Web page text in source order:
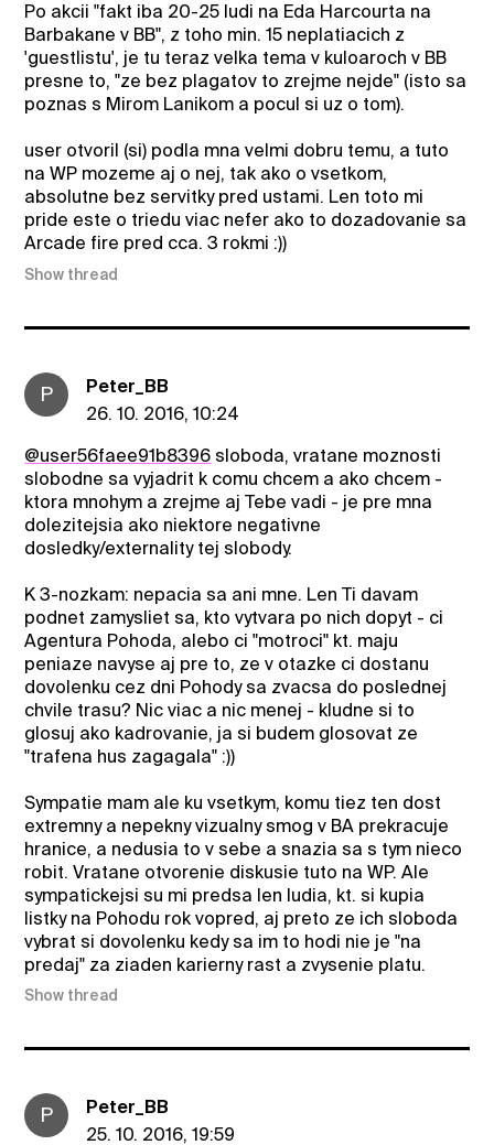
Po akcii "fakt iba 20-25 ludi na Eda Harcourta na
Barbakane v BB", z toho min. 15 neplatiacich z
'guestlistu', je tu teraz velka tema v kuloaroch v BB
presne to, "ze bez plagatov to zrejme nejde" (isto sa
poznas s Mirom Lanikom a pocul si uz o tom).
user otvoril (si) podla mna velmi dobru temu, a tuto
na WP mozeme aj o nej, tak ako o vsetkom,
absolutne bez servitky pred ustami. Len toto mi
pride este o triedu viac nefer ako to dozadovanie sa
Arcade fire pred cca. 3 rokmi :))
Show thread
P
Peter_BB
26. 10. 2016, 10:24
@user56faee91b8396 sloboda, vratane moznosti
slobodne sa vyjadrit k comu chcem a ako chcem -
ktora mnohym a zrejme aj Tebe vadi - je pre mna
dolezitejsia ako niektore negativne
dosledky/externality tej slobody.
K 3-nozkam: nepacia sa ani mne. Len Ti davam
podnet zamysliet sa, kto vytvara po nich dopyt - ci
Agentura Pohoda, alebo ci "motroci" kt. maju
peniaze navyse aj pre to, ze v otazke ci dostanu
dovolenku cez dni Pohody sa zvacsa do poslednej
chvile trasu? Nic viac a nic menej - kludne si to
glosuj ako kadrovanie, ja si budem glosovat ze
"trafena hus zagagala" :))
Sympatie mam ale ku vsetkym, komu tiez ten dost
extremny a nepekny vizualny smog v BA prekracuje
hranice, a nedusia to v sebe a snazia sa s tym nieco
robit. Vratane otvorenie diskusie tuto na WP. Ale
sympatickejsi su mi predsa len ludia, kt. si kupia
listky na Pohodu rok vopred, aj preto ze ich sloboda
vybrat si dovolenku kedy sa im to hodi nie je "na
predaj" za ziaden karierny rast a zvysenie platu.
Show thread
P
Peter_BB
25. 10. 2016, 19:59